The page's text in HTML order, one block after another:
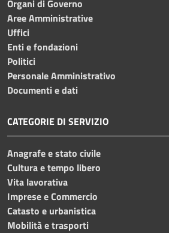
Organi di Governo
Aree Amministrative
Uffici
Enti e fondazioni
Politici
Personale Amministrativo
Documenti e dati
CATEGORIE DI SERVIZIO
Anagrafe e stato civile
Cultura e tempo libero
Vita lavorativa
Imprese e Commercio
Catasto e urbanistica
Mobilità e trasporti